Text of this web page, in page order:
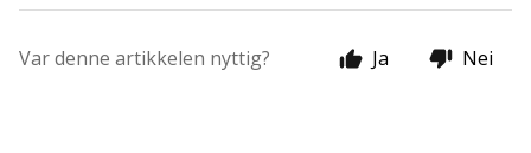
Var denne artikkelen nyttig? Ja Nei